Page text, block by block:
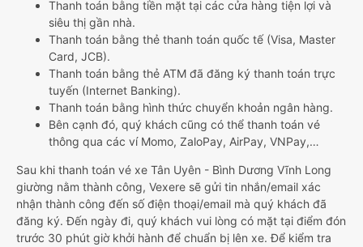
Thanh toán bằng tiền mặt tại các cửa hàng tiện lợi và
siêu thị gần nhà.
Thanh toán bằng thẻ thanh toán quốc tế (Visa, Master
Card, JCB).
Thanh toán bằng thẻ ATM đã đăng ký thanh toán trực
tuyến (Internet Banking).
Thanh toán bằng hình thức chuyển khoản ngân hàng.
Bên cạnh đó, quý khách cũng có thể thanh toán vé
thông qua các ví Momo, ZaloPay, AirPay, VNPay,…
Sau khi thanh toán vé xe Tân Uyên - Bình Dương Vĩnh Long
giường nằm thành công, Vexere sẽ gửi tin nhắn/email xác
nhận thành công đến số điện thoại/email mà quý khách đã
đăng ký. Đến ngày đi, quý khách vui lòng có mặt tại điểm đón
trước 30 phút giờ khởi hành để chuẩn bị lên xe. Để kiểm tra